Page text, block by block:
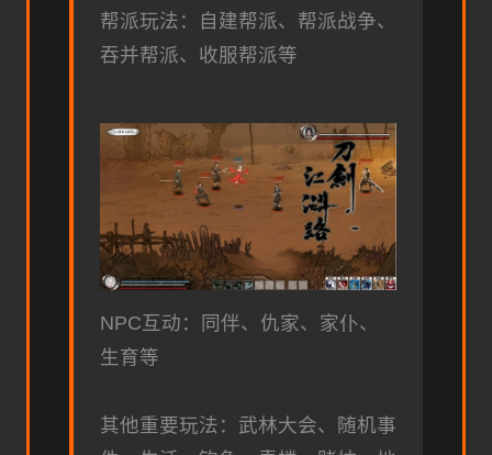
帮派玩法：自建帮派、帮派战争、
吞并帮派、收服帮派等
NPC互动：同伴、仇家、家仆、
生育等
其他重要玩法：武林大会、随机事